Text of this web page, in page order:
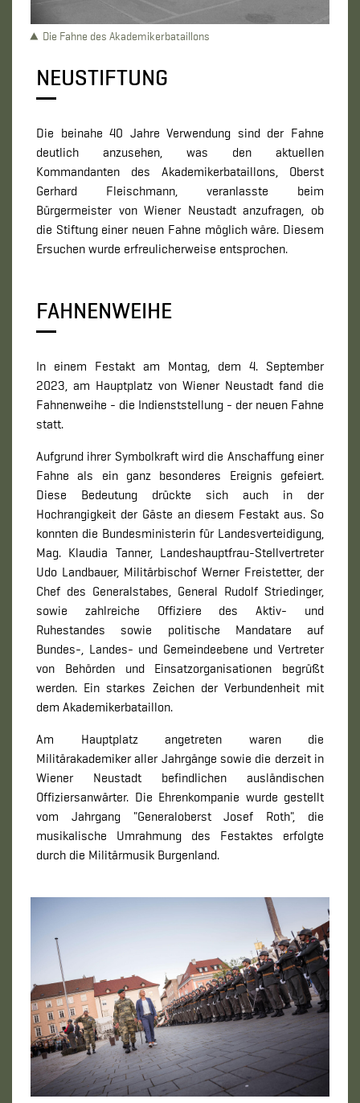
Die Fahne des Akademikerbataillons
NEUSTIFTUNG
Die beinahe 40 Jahre Verwendung sind der Fahne
deutlich anzusehen, was den aktuellen
Kommandanten des Akademikerbataillons, Oberst
Gerhard Fleischmann, veranlasste beim
Bürgermeister von Wiener Neustadt anzufragen, ob
die Stiftung einer neuen Fahne möglich wäre. Diesem
Ersuchen wurde erfreulicherweise entsprochen.
FAHNENWEIHE
In einem Festakt am Montag, dem 4. September
2023, am Hauptplatz von Wiener Neustadt fand die
Fahnenweihe - die Indienststellung - der neuen Fahne
statt.
Aufgrund ihrer Symbolkraft wird die Anschaffung einer
Fahne als ein ganz besonderes Ereignis gefeiert.
Diese Bedeutung drückte sich auch in der
Hochrangigkeit der Gäste an diesem Festakt aus. So
konnten die Bundesministerin für Landesverteidigung,
Mag. Klaudia Tanner, Landeshauptfrau-Stellvertreter
Udo Landbauer, Militärbischof Werner Freistetter, der
Chef des Generalstabes, General Rudolf Striedinger,
sowie zahlreiche Offiziere des Aktiv- und
Ruhestandes sowie politische Mandatare auf
Bundes-, Landes- und Gemeindeebene und Vertreter
von Behörden und Einsatzorganisationen begrüßt
werden. Ein starkes Zeichen der Verbundenheit mit
dem Akademikerbataillon.
Am Hauptplatz angetreten waren die
Militärakademiker aller Jahrgänge sowie die derzeit in
Wiener Neustadt befindlichen ausländischen
Offiziersanwärter. Die Ehrenkompanie wurde gestellt
vom Jahrgang "Generaloberst Josef Roth", die
musikalische Umrahmung des Festaktes erfolgte
durch die Militärmusik Burgenland.